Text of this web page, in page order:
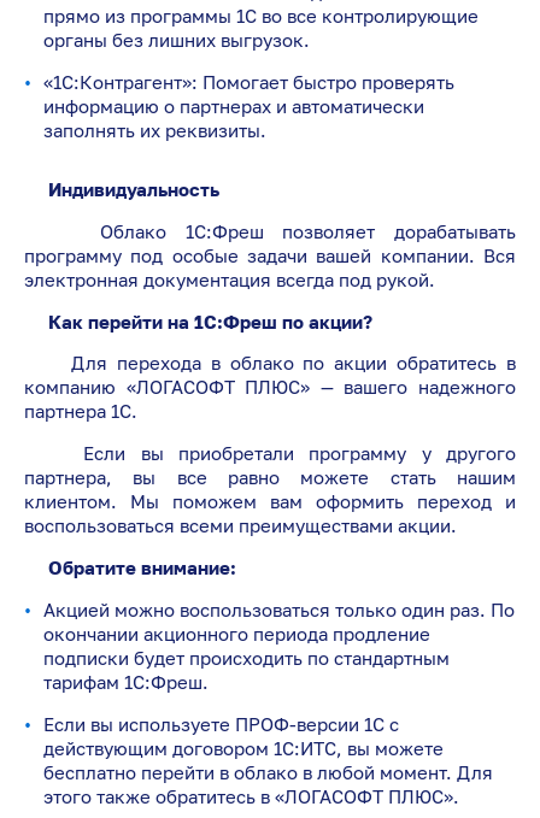
прямо из программы 1С во все контролирующие
органы без лишних выгрузок.
«1С:Контрагент»: Помогает быстро проверять
информацию о партнерах и автоматически
заполнять их реквизиты.
Индивидуальность
Облако 1С:Фреш позволяет дорабатывать
программу под особые задачи вашей компании. Вся
электронная документация всегда под рукой.
Как перейти на 1С:Фреш по акции?
Для перехода в облако по акции обратитесь в
компанию «ЛОГАСОФТ ПЛЮС» — вашего надежного
партнера 1С.
Если вы приобретали программу у другого
партнера, вы все равно можете стать нашим
клиентом. Мы поможем вам оформить переход и
воспользоваться всеми преимуществами акции.
Обратите внимание:
Акцией можно воспользоваться только один раз. По
окончании акционного периода продление
подписки будет происходить по стандартным
тарифам 1С:Фреш.
Если вы используете ПРОФ-версии 1С с
действующим договором 1С:ИТС, вы можете
бесплатно перейти в облако в любой момент. Для
этого также обратитесь в «ЛОГАСОФТ ПЛЮС».